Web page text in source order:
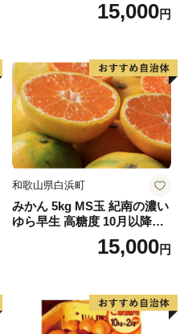
番組「news おかえり」
みようかん本煉」
ト（本煉・柚子・桜）」
番組「キャスト」で、
ばらマグロ” が紹介され
品の返礼品はこちら
15,000円
和歌山県白浜町
みかん 5kg MS玉 紀南の濃い
ゆら早生 高糖度 10月以降発
送 マルチ被覆栽培15,000円